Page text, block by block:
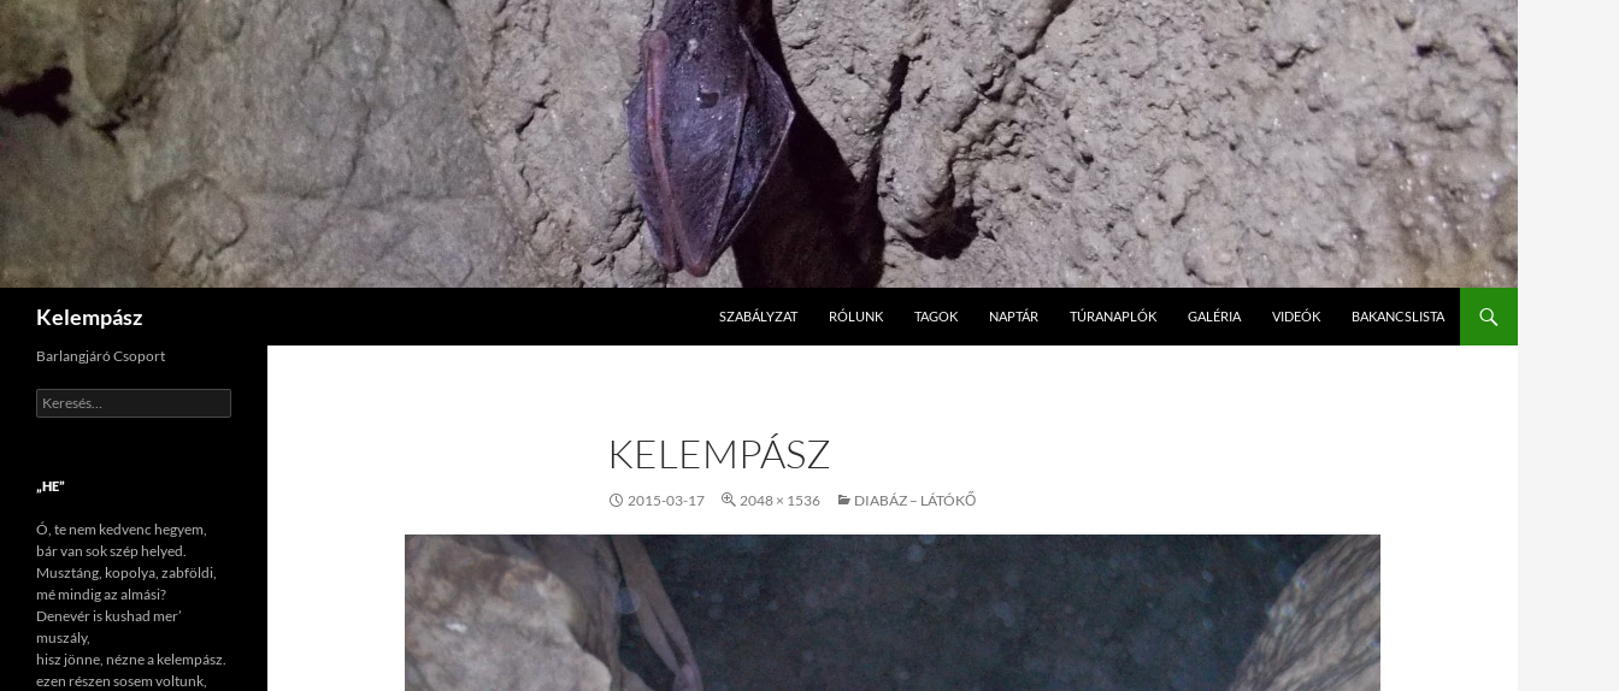
Tartalomhoz
Kelempász SZABÁLYZAT RÓLUNK TAGOK NAPTÁR TÚRANAPLÓK GALÉRIA VIDEÓK BAKANCSLISTA
KELEMPÁSZ
2015-03-17 2048 × 1536 DIABÁZ – LÁTÓKŐ
Barlangjáró Csoport
Keresés:
„HE”
Ó, te nem kedvenc hegyem,
bár van sok szép helyed.
Musztáng, kopolya, zabföldi,
mé mindig az almási?
Denevér is kushad mer’
muszály,
hisz jönne, nézne a kelempász.
ezen részen sosem voltunk,